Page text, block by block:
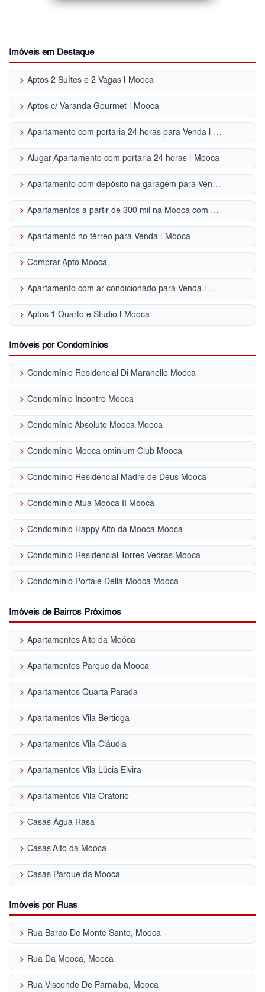
Imóveis em Destaque
keyboard_arrow_right Aptos 2 Suítes e 2 Vagas | Mooca
keyboard_arrow_right Aptos c/ Varanda Gourmet | Mooca
keyboard_arrow_right Apartamento com portaria 24 horas para Venda | Mooca
keyboard_arrow_right Alugar Apartamento com portaria 24 horas | Mooca
keyboard_arrow_right Apartamento com depósito na garagem para Venda | Mooca
keyboard_arrow_right Apartamentos a partir de 300 mil na Mooca com 2 quartos, Zona Leste, SP
keyboard_arrow_right Apartamento no térreo para Venda | Mooca
keyboard_arrow_right Comprar Apto Mooca
keyboard_arrow_right Apartamento com ar condicionado para Venda | Mooca
keyboard_arrow_right Aptos 1 Quarto e Studio | Mooca
Imóveis por Condomínios
keyboard_arrow_right Condomínio Residencial Di Maranello Mooca
keyboard_arrow_right Condomínio Incontro Mooca
keyboard_arrow_right Condomínio Absoluto Mooca Mooca
keyboard_arrow_right Condomínio Mooca ominium Club Mooca
keyboard_arrow_right Condomínio Residencial Madre de Deus Mooca
keyboard_arrow_right Condomínio Atua Mooca II Mooca
keyboard_arrow_right Condomínio Happy Alto da Mooca Mooca
keyboard_arrow_right Condomínio Residencial Torres Vedras Mooca
keyboard_arrow_right Condomínio Portale Della Mooca Mooca
Imóveis de Bairros Próximos
keyboard_arrow_right Apartamentos Alto da Moóca
keyboard_arrow_right Apartamentos Parque da Mooca
keyboard_arrow_right Apartamentos Quarta Parada
keyboard_arrow_right Apartamentos Vila Bertioga
keyboard_arrow_right Apartamentos Vila Cláudia
keyboard_arrow_right Apartamentos Vila Lúcia Elvira
keyboard_arrow_right Apartamentos Vila Oratório
keyboard_arrow_right Casas Água Rasa
keyboard_arrow_right Casas Alto da Moóca
keyboard_arrow_right Casas Parque da Mooca
Imóveis por Ruas
keyboard_arrow_right Rua Barao De Monte Santo, Mooca
keyboard_arrow_right Rua Da Mooca, Mooca
keyboard_arrow_right Rua Visconde De Parnaiba, Mooca